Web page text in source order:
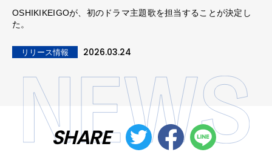
OSHIKIKEIGOが、初のドラマ主題歌を担当することが決定し
た。
リリース情報 2026.03.24
SHARE